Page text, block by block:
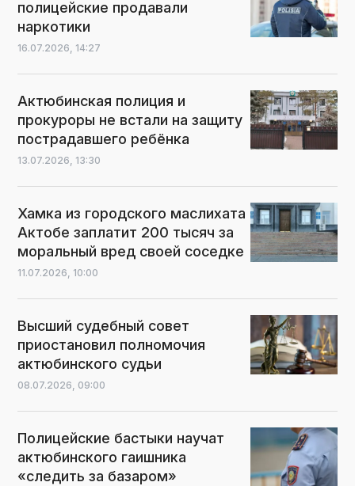
полицейские продавали
наркотики
16.07.2026, 14:27
Актюбинская полиция и
прокуроры не встали на защиту
пострадавшего ребёнка
13.07.2026, 13:30
Хамка из городского маслихата
Актобе заплатит 200 тысяч за
моральный вред своей соседке
11.07.2026, 10:00
Высший судебный совет
приостановил полномочия
актюбинского судьи
08.07.2026, 09:00
Полицейские бастыки научат
актюбинского гаишника
«следить за базаром»